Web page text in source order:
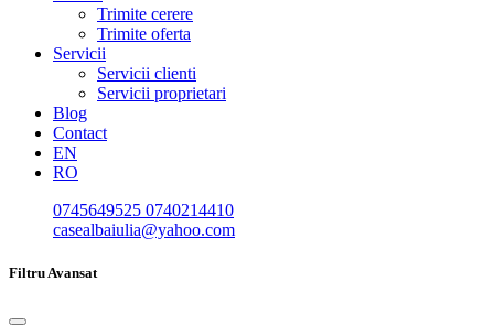
Trimite cerere
Trimite oferta
Servicii
Servicii clienti
Servicii proprietari
Blog
Contact
EN
RO
0745649525 0740214410
casealbaiulia@yahoo.com
Filtru Avansat